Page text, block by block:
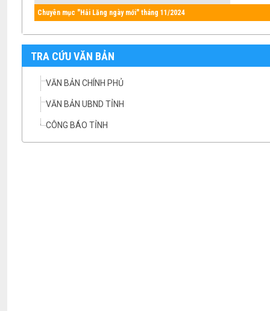
Chuyên mục "Hải Lăng ngày mới" tháng 11/2024
TRA CỨU VĂN BẢN
VĂN BẢN CHÍNH PHỦ
VĂN BẢN UBND TỈNH
CÔNG BÁO TỈNH